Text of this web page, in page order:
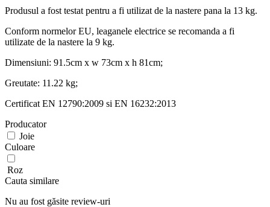
Produsul a fost testat pentru a fi utilizat de la nastere pana la 13 kg.
Conform normelor EU, leaganele electrice se recomanda a fi
utilizate de la nastere la 9 kg.
Dimensiuni: 91.5cm x w 73cm x h 81cm;
Greutate: 11.22 kg;
Certificat EN 12790:2009 si EN 16232:2013
Producator
Joie
Culoare
Roz
Cauta similare
Nu au fost găsite review-uri